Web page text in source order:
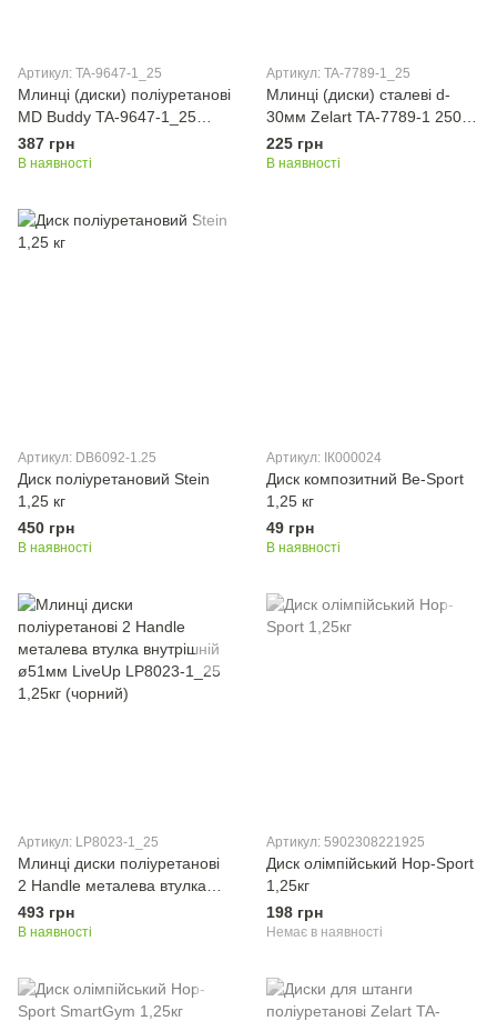
Артикул: TA-9647-1_25
Млинці (диски) поліуретанові
MD Buddy TA-9647-1_25
51мм 1,25кг чорний
387 грн
В наявності
Артикул: TA-7789-1_25
Млинці (диски) сталеві d-
30мм Zelart TA-7789-1 250
10кг сірий
225 грн
В наявності
Артикул: DB6092-1.25
Диск поліуретановий Stein
1,25 кг
450 грн
В наявності
Артикул: ІК000024
Диск композитний Be-Sport
1,25 кг
49 грн
В наявності
Артикул: LP8023-1_25
Млинці диски поліуретанові
2 Handle металева втулка
внутрішній ø51мм LiveUp
LP8023-1_25 1,25кг (чорний)
493 грн
В наявності
Артикул: 5902308221925
Диск олімпійський Hop-Sport
1,25кг
198 грн
Немає в наявності